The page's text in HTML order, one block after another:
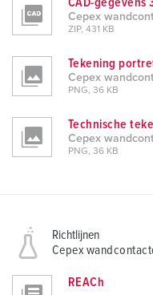
CAD-gegevens
Cepex
ZIP, 431 KB
Tekening
Cepex
PNG, 36 KB
Technische
Cepex
PNG, 36 KB
Richtlijnen
Cepex
REACh